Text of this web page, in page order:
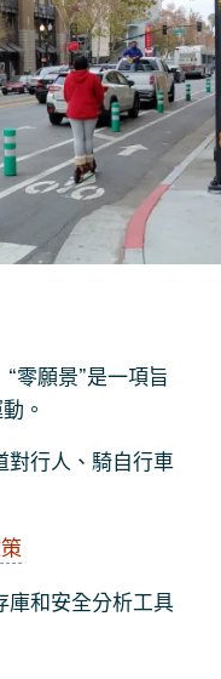
零願景”是一項旨
。
對行人、騎自行車
庫和安全分析工具